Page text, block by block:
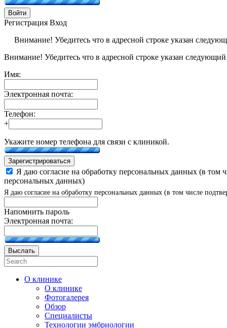
Войти
Регистрация Вход
Внимание! Убедитесь что в адресной строке указан
Внимание! Убедитесь что в адресной строке указан
Имя:
Электронная почта:
Телефон:
+
Укажите номер телефона для связи с клиникой.
Зарегистрироваться
Я даю согласие на обработку персональных данных (в
персональных данных)
Я даю согласие на обработку персональных данных (в том числе
Напомнить пароль
Электронная почта:
Выслать
О клинике
О клинике
Фотогалерея
Обзор
Специалисты
Технологии эмбриологии